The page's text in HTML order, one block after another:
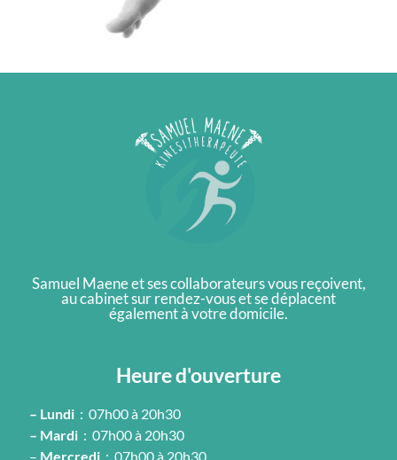
Samuel Maene et ses collaborateurs vous reçoivent,
au cabinet sur rendez-vous et se déplacent
également à votre domicile.
Heure d'ouverture
– Lundi : 07h00 à 20h30
– Mardi : 07h00 à 20h30
– Mercredi : 07h00 à 20h30